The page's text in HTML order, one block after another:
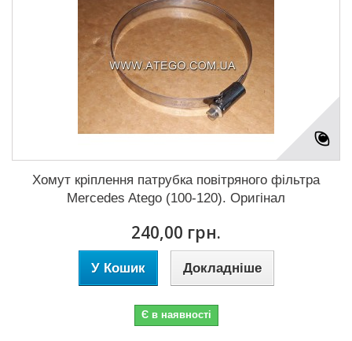
Хомут кріплення патрубка повітряного фільтра
Mercedes Atego (100-120). Оригінал
240,00 грн.
У Кошик Докладніше
Є в наявності